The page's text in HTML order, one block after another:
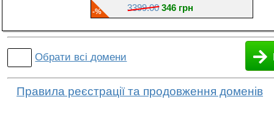
-% 3399.00 346 грн
Обрати всідомени
Правила реєстрації та продовження доменів